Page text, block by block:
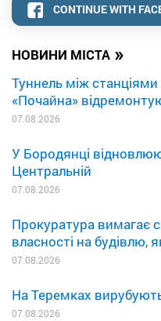
НОВИНИ МІСТА »
Туннель між
«Почайна»
07.08.2026
У Бородянці
Центральній
07.08.2026
Прокуратура вимагає
власності на будівлю,
07.08.2026
На Теремках
07.08.2026
CONTINUE WITH